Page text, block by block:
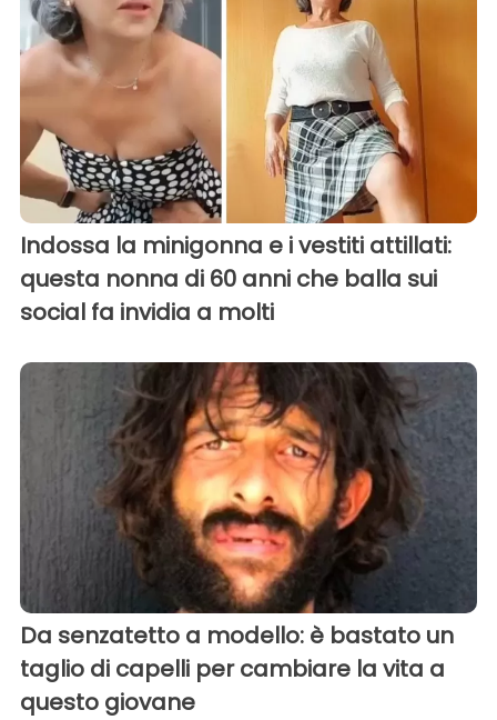
Indossa la minigonna e i vestiti attillati:
questa nonna di 60 anni che balla sui
social fa invidia a molti
Da senzatetto a modello: è bastato un
taglio di capelli per cambiare la vita a
questo giovane